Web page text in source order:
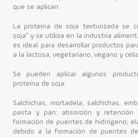
que se aplican.
La proteína de soja texturizada se
soja" y se utiliza en la industria
es ideal para desarrollar productos
a la lactosa, vegetariano, vegano y
Se pueden aplicar algunos
proteína de soja:
Salchichas, mortadela, salchichas,
pasta y pan: absorción y
formación de puentes de hidrógeno;
debido a la formación de puentes